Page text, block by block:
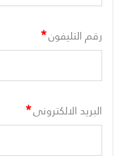
رقم التليفون*
البريد الالكترونى*